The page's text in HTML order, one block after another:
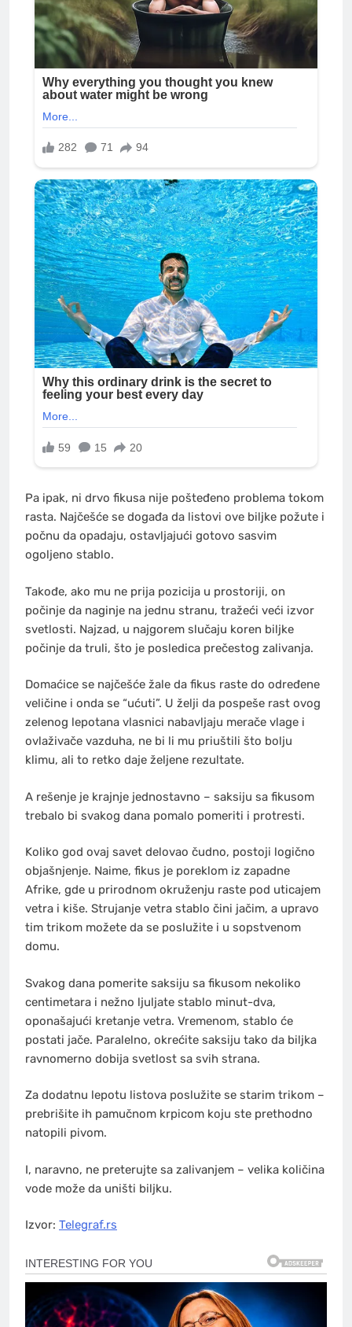
Pa ipak, ni drvo fikusa nije pošteđeno problema tokom
rasta. Najčešće se događa da listovi ove biljke požute i
počnu da opadaju, ostavljajući gotovo sasvim
ogoljeno stablo.
Takođe, ako mu ne prija pozicija u prostoriji, on
počinje da naginje na jednu stranu, tražeći veći izvor
svetlosti. Najzad, u najgorem slučaju koren biljke
počinje da truli, što je posledica prečestog zalivanja.
Domaćice se najčešće žale da fikus raste do određene
veličine i onda se “ućuti”. U želji da pospeše rast ovog
zelenog lepotana vlasnici nabavljaju merače vlage i
ovlaživače vazduha, ne bi li mu priuštili što bolju
klimu, ali to retko daje željene rezultate.
A rešenje je krajnje jednostavno – saksiju sa fikusom
trebalo bi svakog dana pomalo pomeriti i protresti.
Koliko god ovaj savet delovao čudno, postoji logično
objašnjenje. Naime, fikus je poreklom iz zapadne
Afrike, gde u prirodnom okruženju raste pod uticajem
vetra i kiše. Strujanje vetra stablo čini jačim, a upravo
tim trikom možete da se poslužite i u sopstvenom
domu.
Svakog dana pomerite saksiju sa fikusom nekoliko
centimetara i nežno ljuljate stablo minut-dva,
oponašajući kretanje vetra. Vremenom, stablo će
postati jače. Paralelno, okrećite saksiju tako da biljka
ravnomerno dobija svetlost sa svih strana.
Za dodatnu lepotu listova poslužite se starim trikom –
prebrišite ih pamučnom krpicom koju ste prethodno
natopili pivom.
I, naravno, ne preterujte sa zalivanjem – velika količina
vode može da uništi biljku.
Izvor: Telegraf.rs